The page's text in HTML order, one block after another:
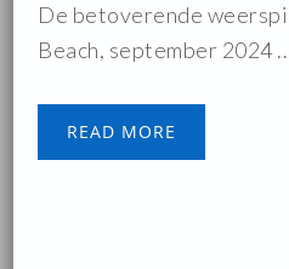
De betoverende
Beach, september 2024
READ MORE